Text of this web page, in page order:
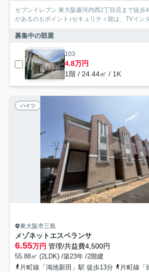
セブンイレブン 東大阪森河内西2丁目店まで徒歩
があるのもポイント♪セキュリティ面は、TVイン
募集中の部屋
103
4.8万円
1階 / 24.44㎡ / 1K
ハイツ
東大阪市三島
メゾネットエスペランサ
6.55万円 管理/共益費4,500円
55.88㎡ (2LDK) /築23年 /2階建
片町線「鴻池新田」駅 徒歩13分
片町線「